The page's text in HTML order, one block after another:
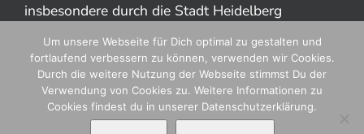
insbesondere durch die Stadt Heidelberg
Um unsere Webseite für Dich optimal zu gestalten und
fortlaufend verbessern zu können, verwenden wir Cookies.
Durch die weitere Nutzung der Webseite stimmst Du der
Verwendung von Cookies zu. Weitere Informationen zu
Cookies findest du in unserer Datenschutzerklärung.